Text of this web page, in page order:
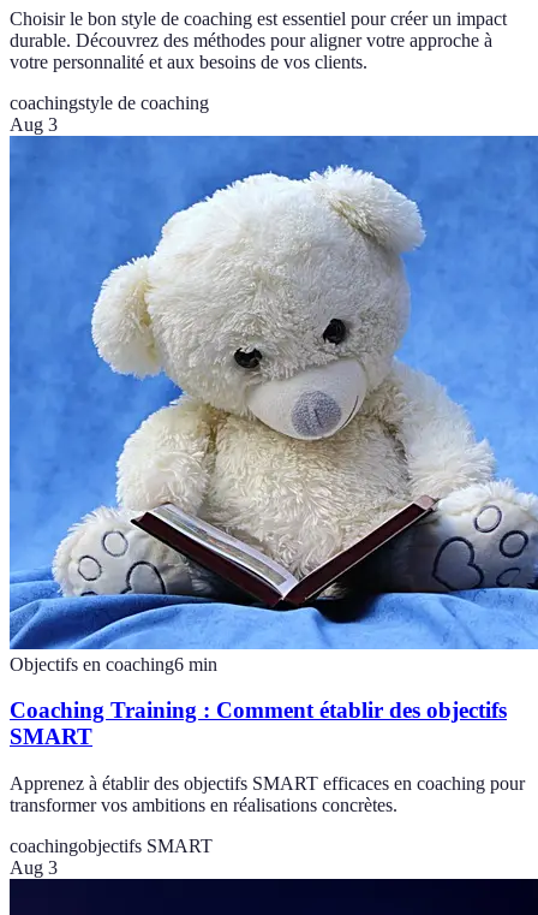
Choisir le bon style de coaching est essentiel pour créer un impact
durable. Découvrez des méthodes pour aligner votre approche à
votre personnalité et aux besoins de vos clients.
coachingstyle de coaching
Aug 3
Objectifs en coaching6 min
Coaching Training : Comment établir des objectifs
SMART
Apprenez à établir des objectifs SMART efficaces en coaching pour
transformer vos ambitions en réalisations concrètes.
coachingobjectifs SMART
Aug 3